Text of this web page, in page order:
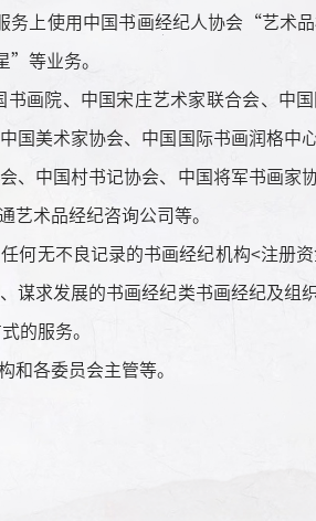
务上使用中国书画经纪人协会“艺
”等业务。
院、中国宋庄艺术家联合会、中国
国美术家协会、中国国际书画润格中
中国村书记协会、中国将军书画家
艺术品经纪咨询公司等。
无不良记录的书画经纪机构<注册
求发展的书画经纪类书画经纪及组
的服务。
各委员会主管等。